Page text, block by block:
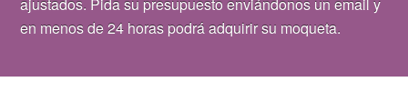
en menos de 24 horas podrá adquirir su moqueta.